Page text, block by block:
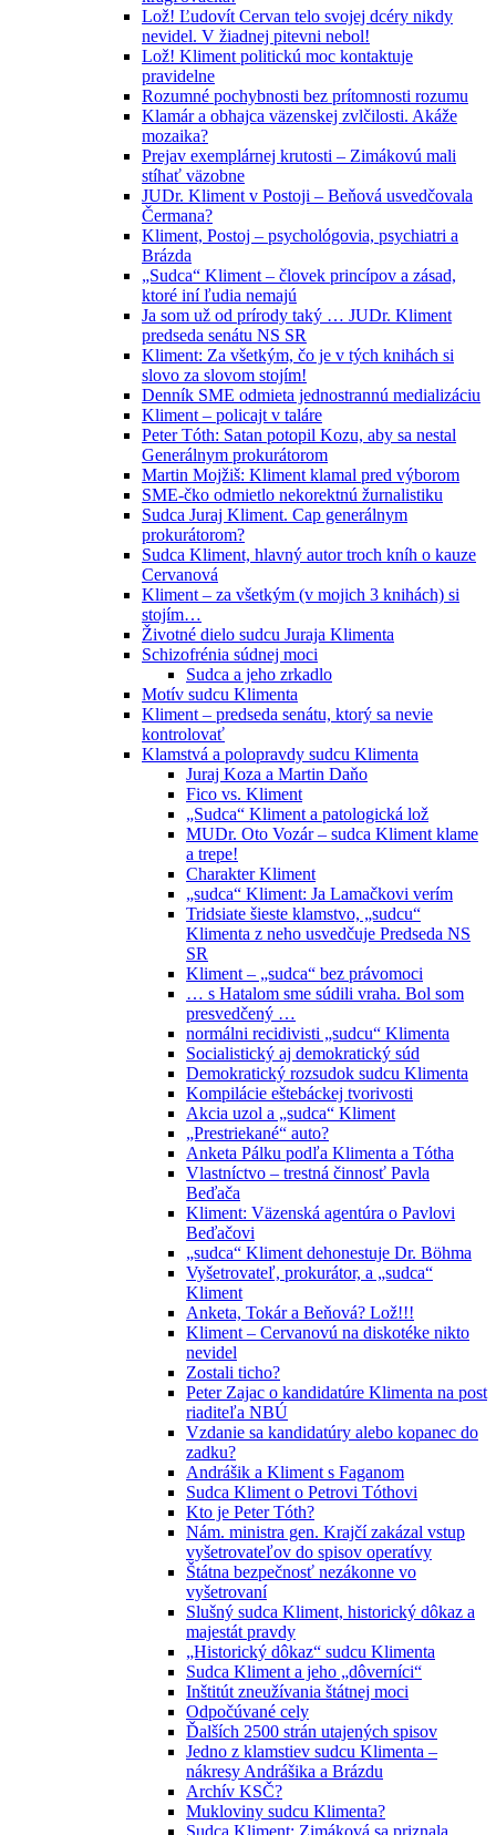
Lož! Ľudovít Cervan telo svojej dcéry nikdy
nevidel. V žiadnej pitevni nebol!
Lož! Kliment politickú moc kontaktuje
pravidelne
Rozumné pochybnosti bez prítomnosti rozumu
Klamár a obhajca väzenskej zvlčilosti. Akáže
mozaika?
Prejav exemplárnej krutosti – Zimákovú mali
stíhať väzobne
JUDr. Kliment v Postoji – Beňová usvedčovala
Čermana?
Kliment, Postoj – psychológovia, psychiatri a
Brázda
„Sudca“ Kliment – človek princípov a zásad,
ktoré iní ľudia nemajú
Ja som už od prírody taký … JUDr. Kliment
predseda senátu NS SR
Kliment: Za všetkým, čo je v tých knihách si
slovo za slovom stojím!
Denník SME odmieta jednostrannú medializáciu
Kliment – policajt v taláre
Peter Tóth: Satan potopil Kozu, aby sa nestal
Generálnym prokurátorom
Martin Mojžiš: Kliment klamal pred výborom
SME-čko odmietlo nekorektnú žurnalistiku
Sudca Juraj Kliment. Cap generálnym
prokurátorom?
Sudca Kliment, hlavný autor troch kníh o kauze
Cervanová
Kliment – za všetkým (v mojich 3 knihách) si
stojím…
Životné dielo sudcu Juraja Klimenta
Schizofrénia súdnej moci
Sudca a jeho zrkadlo
Motív sudcu Klimenta
Kliment – predseda senátu, ktorý sa nevie
kontrolovať
Klamstvá a polopravdy sudcu Klimenta
Juraj Koza a Martin Daňo
Fico vs. Kliment
„Sudca“ Kliment a patologická lož
MUDr. Oto Vozár – sudca Kliment klame
a trepe!
Charakter Kliment
„sudca“ Kliment: Ja Lamačkovi verím
Tridsiate šieste klamstvo, „sudcu“
Klimenta z neho usvedčuje Predseda NS
SR
Kliment – „sudca“ bez právomoci
… s Hatalom sme súdili vraha. Bol som
presvedčený …
normálni recidivisti „sudcu“ Klimenta
Socialistický aj demokratický súd
Demokratický rozsudok sudcu Klimenta
Kompilácie eštebáckej tvorivosti
Akcia uzol a „sudca“ Kliment
„Prestriekané“ auto?
Anketa Pálku podľa Klimenta a Tótha
Vlastníctvo – trestná činnosť Pavla
Beďača
Kliment: Väzenská agentúra o Pavlovi
Beďačovi
„sudca“ Kliment dehonestuje Dr. Böhma
Vyšetrovateľ, prokurátor, a „sudca“
Kliment
Anketa, Tokár a Beňová? Lož!!!
Kliment – Cervanovú na diskotéke nikto
nevidel
Zostali ticho?
Peter Zajac o kandidatúre Klimenta na post
riaditeľa NBÚ
Vzdanie sa kandidatúry alebo kopanec do
zadku?
Andrášik a Kliment s Faganom
Sudca Kliment o Petrovi Tóthovi
Kto je Peter Tóth?
Nám. ministra gen. Krajčí zakázal vstup
vyšetrovateľov do spisov operatívy
Štátna bezpečnosť nezákonne vo
vyšetrovaní
Slušný sudca Kliment, historický dôkaz a
majestát pravdy
„Historický dôkaz“ sudcu Klimenta
Sudca Kliment a jeho „dôverníci“
Inštitút zneužívania štátnej moci
Odpočúvané cely
Ďalších 2500 strán utajených spisov
Jedno z klamstiev sudcu Klimenta –
nákresy Andrášika a Brázdu
Archív KSČ?
Mukloviny sudcu Klimenta?
Sudca Kliment: Zimáková sa priznala